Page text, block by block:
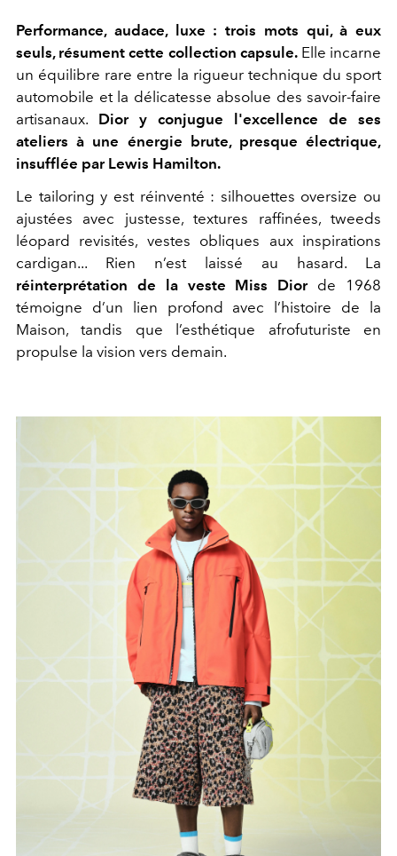
Performance, audace, luxe : trois mots qui, à eux
seuls, résument cette collection capsule.Elle incarne
un équilibre rare entre la rigueur technique du sport
automobile et la délicatesse absolue des savoir-faire
artisanaux. Dior y conjugue l'excellence de ses
ateliers à une énergie brute, presque électrique,
insufflée par Lewis Hamilton.
Le tailoring y est réinventé : silhouettes oversize ou
ajustées avec justesse, textures raffinées, tweeds
léopard revisités, vestes obliques aux inspirations
cardigan... Rien n’est laissé au hasard. La
réinterprétation de la veste Miss Diorde 1968
témoigne d’un lien profond avec l’histoire de la
Maison, tandis que l’esthétique afrofuturiste en
propulse la vision vers demain.